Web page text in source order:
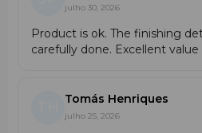
Altura: Mid-calf / crew
Espessura: Média
Compressão & Ajuste
julho 30, 2026
Product is ok. The finishing
carefully done. Excellent
Tomás Henriques
julho 25, 2026